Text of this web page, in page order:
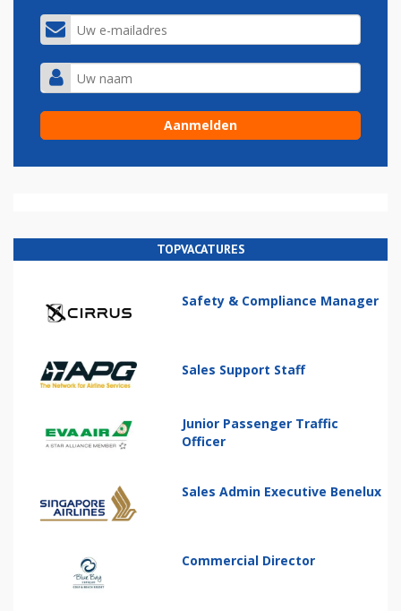
TOPVACATURES
Safety & Compliance Manager
Sales Support Staff
Junior Passenger Traffic
Officer
Sales Admin Executive Benelux
Commercial Director